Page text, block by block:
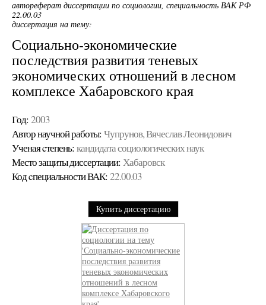
автореферат диссертации по социологии, специальность ВАК РФ
22.00.03
диссертация на тему:
Социально-экономические
последствия развития теневых
экономических отношений в лесном
комплексе Хабаровского края
Год: 2003
Автор научной работы: Чупрунов, Вячеслав Леонидович
Ученая cтепень: кандидата социологических наук
Место защиты диссертации: Хабаровск
Код cпециальности ВАК: 22.00.03
Купить диссертацию